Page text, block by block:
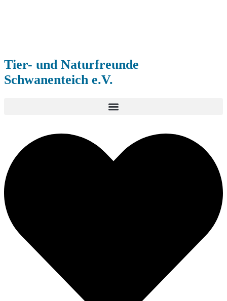
Tier- und Naturfreunde
Schwanenteich e.V.